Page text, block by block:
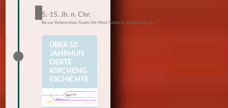
5.-15. Jh. n. Chr.
Bis zur Reformation: Große Ost-West-Spaltung, Inquisition & Co.
ÜBER 10
JAHRHUN
DERTE
KIRCHENG
ESCHICHTE